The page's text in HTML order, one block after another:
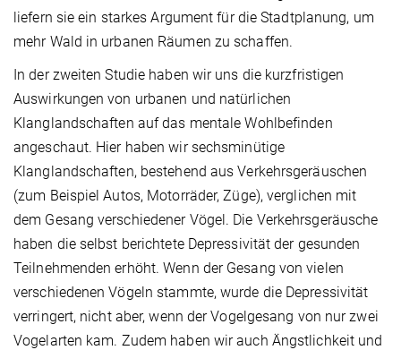
liefern sie ein starkes Argument für die Stadtplanung, um
mehr Wald in urbanen Räumen zu schaffen.
In der zweiten Studie haben wir uns die kurzfristigen
Auswirkungen von urbanen und natürlichen
Klanglandschaften auf das mentale Wohlbefinden
angeschaut. Hier haben wir sechsminütige
Klanglandschaften, bestehend aus Verkehrsgeräuschen
(zum Beispiel Autos, Motorräder, Züge), verglichen mit
dem Gesang verschiedener Vögel. Die Verkehrsgeräusche
haben die selbst berichtete Depressivität der gesunden
Teilnehmenden erhöht. Wenn der Gesang von vielen
verschiedenen Vögeln stammte, wurde die Depressivität
verringert, nicht aber, wenn der Vogelgesang von nur zwei
Vogelarten kam. Zudem haben wir auch Ängstlichkeit und